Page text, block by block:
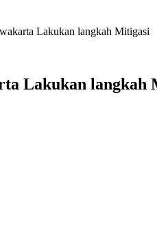
Lakukan langkah Mitigasi
Lakukan langkah